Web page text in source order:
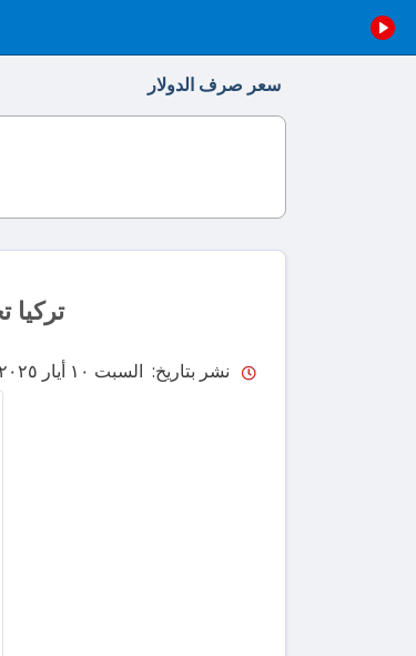
سعر صرف الدولار
تركيا تحقق أكثر من
نشر بتاريخ: السبت ١٠ أيار ٢٠٢٥ - ١٩:٤٨